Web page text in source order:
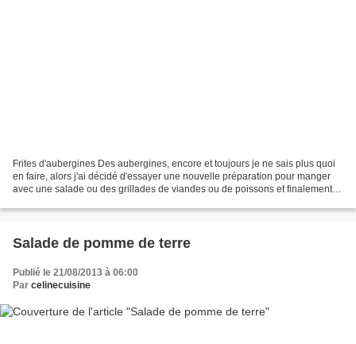
Frites d'aubergines Des aubergines, encore et toujours je ne sais plus quoi
en faire, alors j'ai décidé d'essayer une nouvelle préparation pour manger
avec une salade ou des grillades de viandes ou de poissons et finalement
Salade de pomme de terre
Publié le 21/08/2013 à 06:00
Par celinecuisine